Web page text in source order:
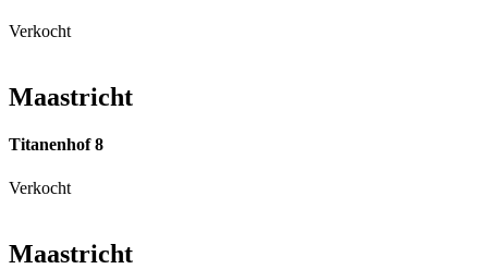
Verkocht
Maastricht
Titanenhof 8
Verkocht
Maastricht